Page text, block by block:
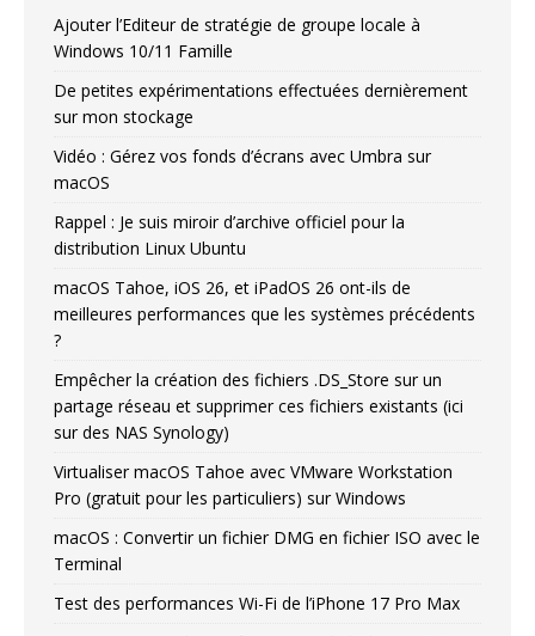
Ajouter l’Editeur de stratégie de groupe locale à
Windows 10/11 Famille
De petites expérimentations effectuées dernièrement
sur mon stockage
Vidéo : Gérez vos fonds d’écrans avec Umbra sur
macOS
Rappel : Je suis miroir d’archive officiel pour la
distribution Linux Ubuntu
macOS Tahoe, iOS 26, et iPadOS 26 ont-ils de
meilleures performances que les systèmes précédents
?
Empêcher la création des fichiers .DS_Store sur un
partage réseau et supprimer ces fichiers existants (ici
sur des NAS Synology)
Virtualiser macOS Tahoe avec VMware Workstation
Pro (gratuit pour les particuliers) sur Windows
macOS : Convertir un fichier DMG en fichier ISO avec le
Terminal
Test des performances Wi-Fi de l’iPhone 17 Pro Max